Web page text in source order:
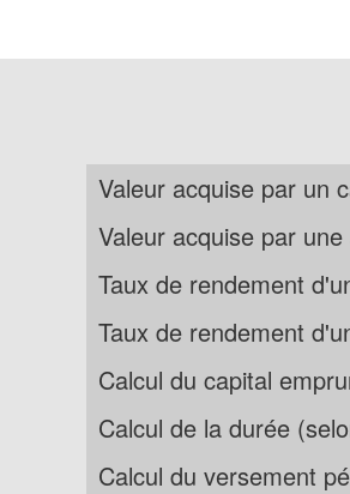
Valeur acquise par un
Valeur acquise par
Taux de rendement
Taux de rendement
Calcul du capital
Calcul de la durée
Calcul du versement